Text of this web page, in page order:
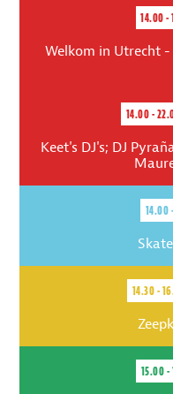
14.00 -
Welkom in Utrecht
14.00 -
Keet's DJ's; DJ
14.00
14.30 -
15.00 -